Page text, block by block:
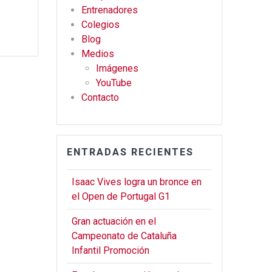
o
k
m
Entrenadores
Colegios
Blog
Medios
Imágenes
YouTube
Contacto
ENTRADAS RECIENTES
Isaac Vives logra un bronce en
el Open de Portugal G1
Gran actuación en el
Campeonato de Cataluña
Infantil Promoción